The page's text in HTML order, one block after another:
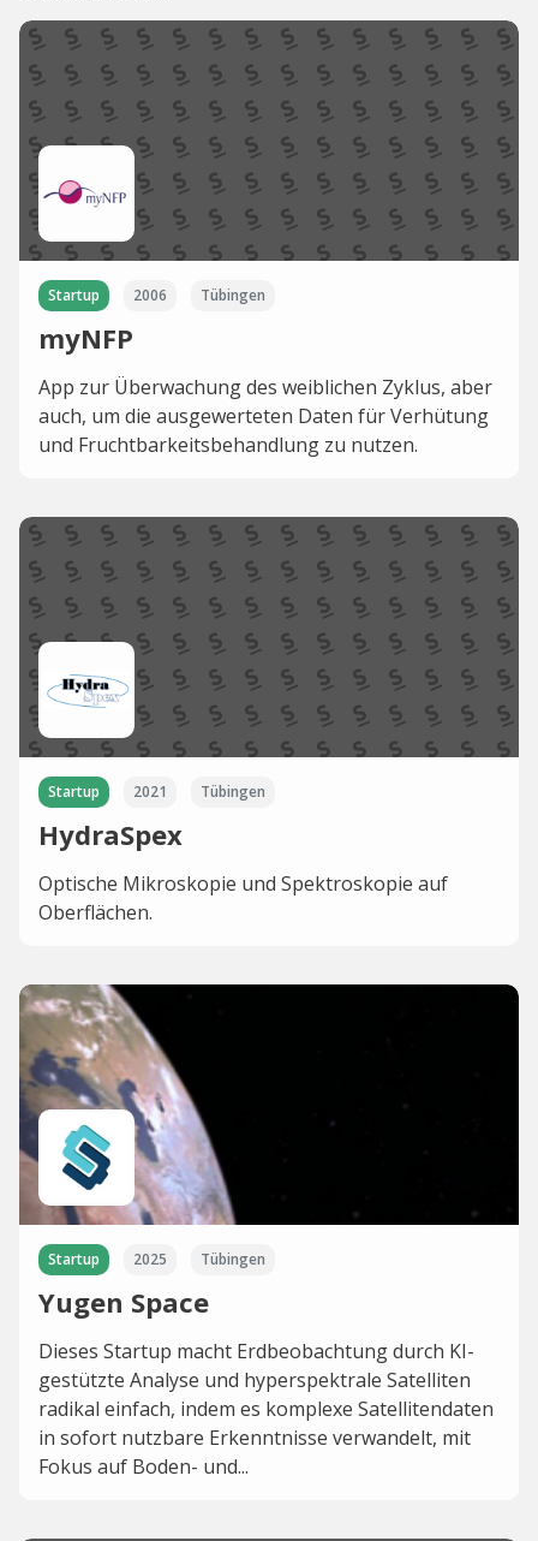
Startup 2006 Tübingen
myNFP
App zur Überwachung des weiblichen Zyklus, aber
auch, um die ausgewerteten Daten für Verhütung
und Fruchtbarkeitsbehandlung zu nutzen.
Startup 2021 Tübingen
HydraSpex
Optische Mikroskopie und Spektroskopie auf
Oberflächen.
Startup 2025 Tübingen
Yugen Space
Dieses Startup macht Erdbeobachtung durch KI-
gestützte Analyse und hyperspektrale Satelliten
radikal einfach, indem es komplexe Satellitendaten
in sofort nutzbare Erkenntnisse verwandelt, mit
Fokus auf Boden- und...